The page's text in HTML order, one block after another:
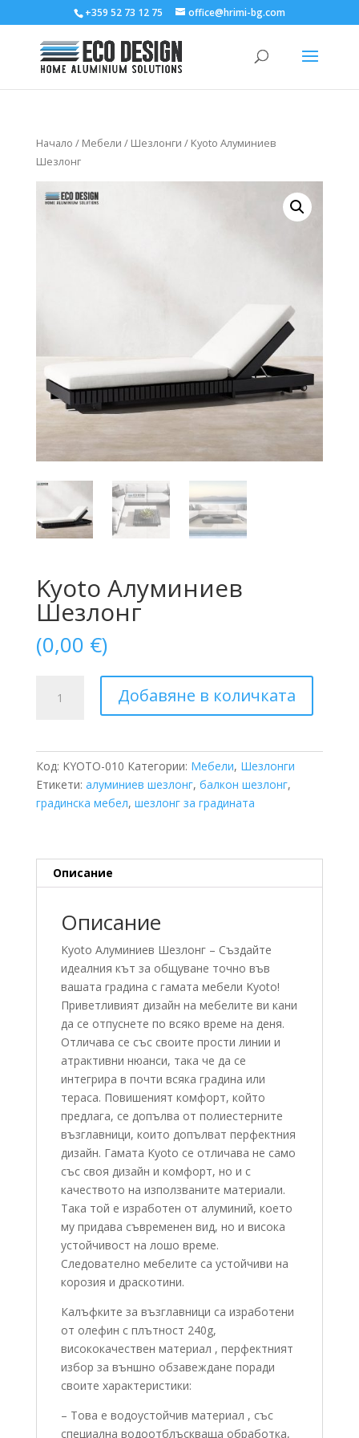
+359 52 73 12 75 office@hrimi-bg.com
Начало / Мебели / Шезлонги / Kyoto Алуминиев
Шезлонг
Kyoto Алуминиев
Шезлонг
(0,00 €)
Добавяне в количката
Код: KYOTO-010 Категории: Мебели, Шезлонги
Етикети: алуминиев шезлонг, балкон шезлонг,
градинска мебел, шезлонг за градината
Описание
Описание
Kyoto Алуминиев Шезлонг – Създайте
идеалния кът за общуване точно във
вашата градина с гамата мебели Kyoto!
Приветливият дизайн на мебелите ви кани
да се отпуснете по всяко време на деня.
Отличава се със своите прости линии и
атрактивни нюанси, така че да се
интегрира в почти всяка градина или
тераса. Повишеният комфорт, който
предлага, се допълва от полиестерните
възглавници, които допълват перфектния
дизайн. Гамата Kyoto се отличава не само
със своя дизайн и комфорт, но и с
качеството на използваните материали.
Така той е изработен от алуминий, което
му придава съвременен вид, но и висока
устойчивост на лошо време.
Следователно мебелите са устойчиви на
корозия и драскотини.
Калъфките за възглавници са изработени
от олефин с плътност 240g,
висококачествен материал , перфектният
избор за външно обзавеждане поради
своите характеристики:
– Това е водоустойчив материал , със
специална водоотблъскваща обработка,